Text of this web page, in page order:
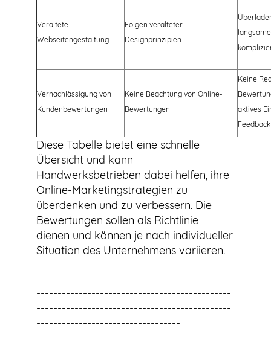
Veraltete
Webseitengestaltung
Folgen veralteter
Designprinzipien
Vernachlässigung von
Kundenbewertungen
Keine Beachtung von Online-
Bewertungen
Keine
aktives
Feedback
Diese Tabelle bietet eine schnelle
Übersicht und kann
Handwerksbetrieben dabei helfen, ihre
Online-Marketingstrategien zu
überdenken und zu verbessern. Die
Bewertungen sollen als Richtlinie
dienen und können je nach individueller
Situation des Unternehmens variieren.
----------------------------------------------
----------------------------------------------
----------------------------------